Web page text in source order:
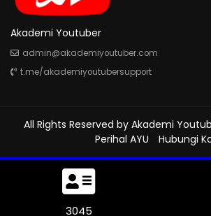
Akademi Youtuber
admin@akademiyoutuber.com
t.me/akademiyoutubersupport
All Rights Reserved by Akademi
Perihal AYU
Hubungi
3381